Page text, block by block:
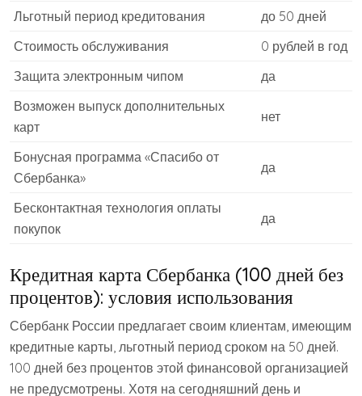
Льготный период кредитования
до 50 дней
Стоимость обслуживания
0 рублей в год
Защита электронным чипом
да
Возможен выпуск дополнительных
карт
нет
Бонусная программа «Спасибо от
Сбербанка»
да
Бесконтактная технология оплаты
покупок
да
Кредитная карта Сбербанка (100 дней без
процентов): условия использования
Сбербанк России предлагает своим клиентам, имеющим
кредитные карты, льготный период сроком на 50 дней.
100 дней без процентов этой финансовой организацией
не предусмотрены. Хотя на сегодняшний день и